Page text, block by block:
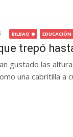
BILBAO EDUCACIÓN
trepó
gustado las
una cabritilla a